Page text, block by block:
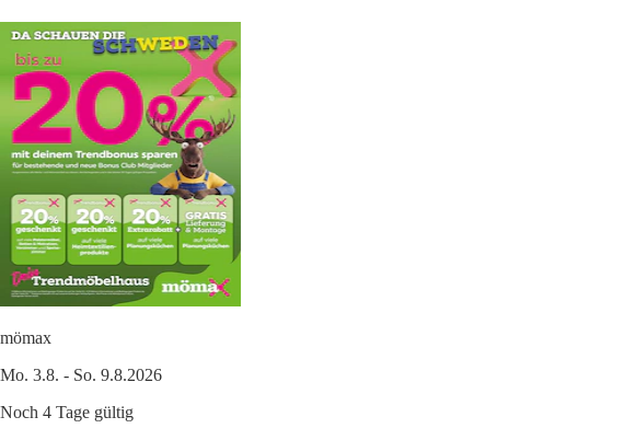
mömax
Mo. 3.8. - So. 9.8.2026
Noch 4 Tage gültig